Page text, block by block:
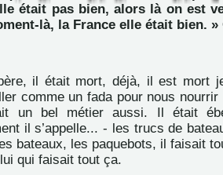
était pas bien, alors là on est
là, la France elle était bien. »
il était mort, déjà, il est mort
comme un fada pour nous
un bel métier aussi. Il était
il s’appelle... - les trucs de
bateaux, les paquebots, il faisait
lui qui faisait tout ça.